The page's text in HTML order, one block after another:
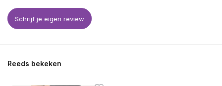
Schrijf je eigen review
Reeds bekeken